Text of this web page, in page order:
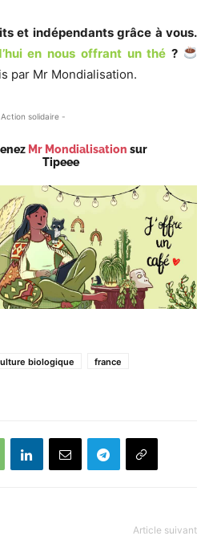
et indépendants grâce à vous.
en nous offrant un thé ?
par Mr Mondialisation.
solidaire -
Mr Mondialisation sur
Tipeee
biologique
france
Article suivant